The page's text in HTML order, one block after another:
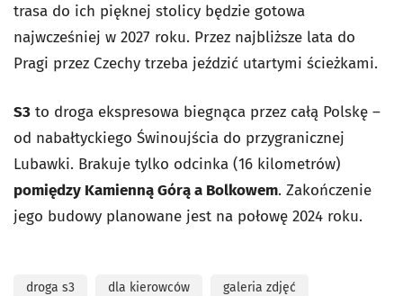
trasa do ich pięknej stolicy będzie gotowa
najwcześniej w 2027 roku. Przez najbliższe lata do
Pragi przez Czechy trzeba jeździć utartymi ścieżkami.
S3 to droga ekspresowa biegnąca przez całą Polskę –
od nabałtyckiego Świnoujścia do przygranicznej
Lubawki. Brakuje tylko odcinka (16 kilometrów)
pomiędzy Kamienną Górą a Bolkowem. Zakończenie
jego budowy planowane jest na połowę 2024 roku.
droga s3 dla kierowców galeria zdjęć